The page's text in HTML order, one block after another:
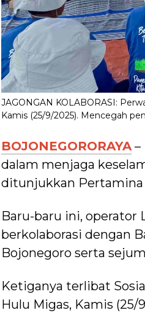
JAGONGAN KOLABORASI:
Kamis (25/9/2025). Mencegah
BOJONEGORORAYA–
dalam menjaga
ditunjukkan Pertamina
Baru-baru ini, operator
berkolaborasi dengan
Bojonegoro serta
Ketiganya terlibat
Hulu Migas, Kamis